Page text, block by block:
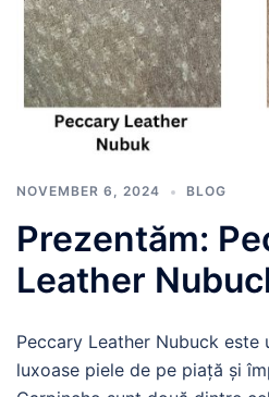
NOVEMBER 6, 2024 BLOG
Prezentăm:
Leather
Peccary Leather Nubuck este
luxoase piele de pe piață și